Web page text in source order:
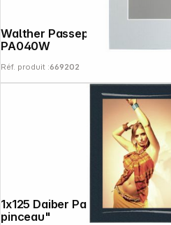
Walther Passepartout 20x30 Format ph. 13x18 blanc
PA040W
Réf. produit :669202
1x125 Daiber Passe-partout, lin 13x18cm, noir "Coup
pinceau"